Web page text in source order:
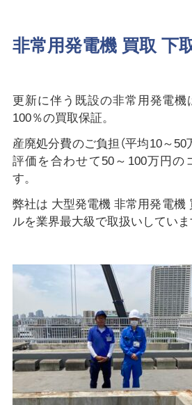
非常用発電機 買取 下
更新に伴う既設の非常用発電機
100％の買取保証。
産廃処分費のご負担（平均10～50
評価を合わせて50～100万円の
す。
弊社は 大型発電機 非常用発電機
ルを業界最大級で取扱いしていま